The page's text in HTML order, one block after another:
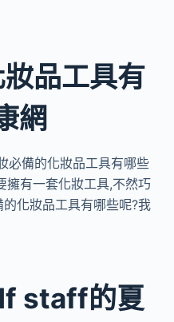
品工具有
網
必備的化妝品工具有哪些
擁有一套化妝工具,不然巧
化妝品工具有哪些呢?我
staff的夏